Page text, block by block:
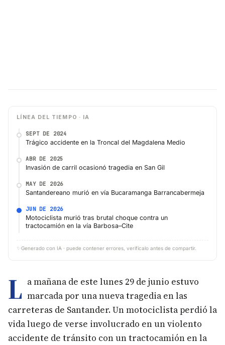
LÍNEA DEL TIEMPO · IA
SEPT DE 2024
Trágico accidente en la Troncal del Magdalena Medio
ABR DE 2025
Invasión de carril ocasionó tragedia en San Gil
MAY DE 2026
Santandereano murió en vía Bucaramanga Barrancabermeja
JUN DE 2026
Motociclista murió tras brutal choque contra un
tractocamión en la vía Barbosa–Cite
✨ Generado con IA · puede contener errores, verifícalo antes de compartir.
L a mañana de este lunes 29 de junio estuvo
marcada por una nueva tragedia en las
carreteras de Santander. Un motociclista perdió la
vida luego de verse involucrado en un violento
accidente de tránsito con un tractocamión en la